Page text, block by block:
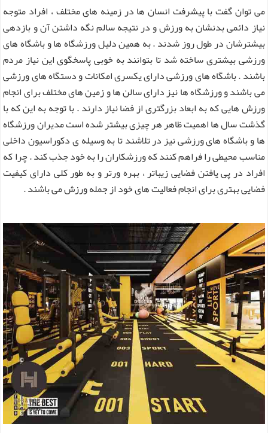
می توان گفت با پیشرفت انسان ها در زمینه های مختلف ، افراد متوجه
نیاز دائمی بدنشان به ورزش و در نتیجه سالم نگه داشتن آن و بازدهی
بیشترشان در طول روز شدند . به همین دلیل ورزشگاه ها و باشگاه های
ورزشی بیشتری ساخته شد تا بتوانند به خوبی پاسخگوی این نیاز مردم
باشند . باشگاه های ورزشی دارای یکسری امکانات و دستگاه های ورزشی
می باشند و ورزشگاه ها نیز دارای سالن ها و زمین های مختلف برای انجام
ورزش هایی که به ابعاد بزرگتری از فضا نیاز دارند . با توجه به این که با
گذشت سال ها اهمیت ظاهر هر چیزی بیشتر شده است مدیران ورزشگاه
ها و باشگاه های ورزشی نیز در تلاشند تا به وسیله ی دکوراسیون داخلی
مناسب محیطی را فراهم کنند که ورزشکاران را به خود جذب کند . چرا که
افراد در پی یافتن فضایی زیباتر ، بهره ورتر و به طور کلی دارای کیفیت
فضایی بهتری برای انجام فعالیت های خود از جمله ورزش می باشند .